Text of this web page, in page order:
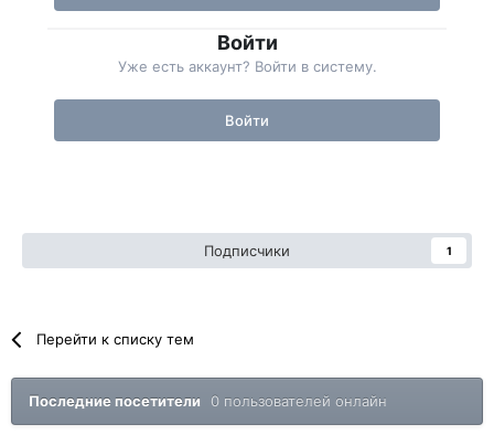
Войти
Уже есть аккаунт? Войти в систему.
Войти
Подписчики 1
Перейти к списку тем
Последние посетители 0 пользователей онлайн